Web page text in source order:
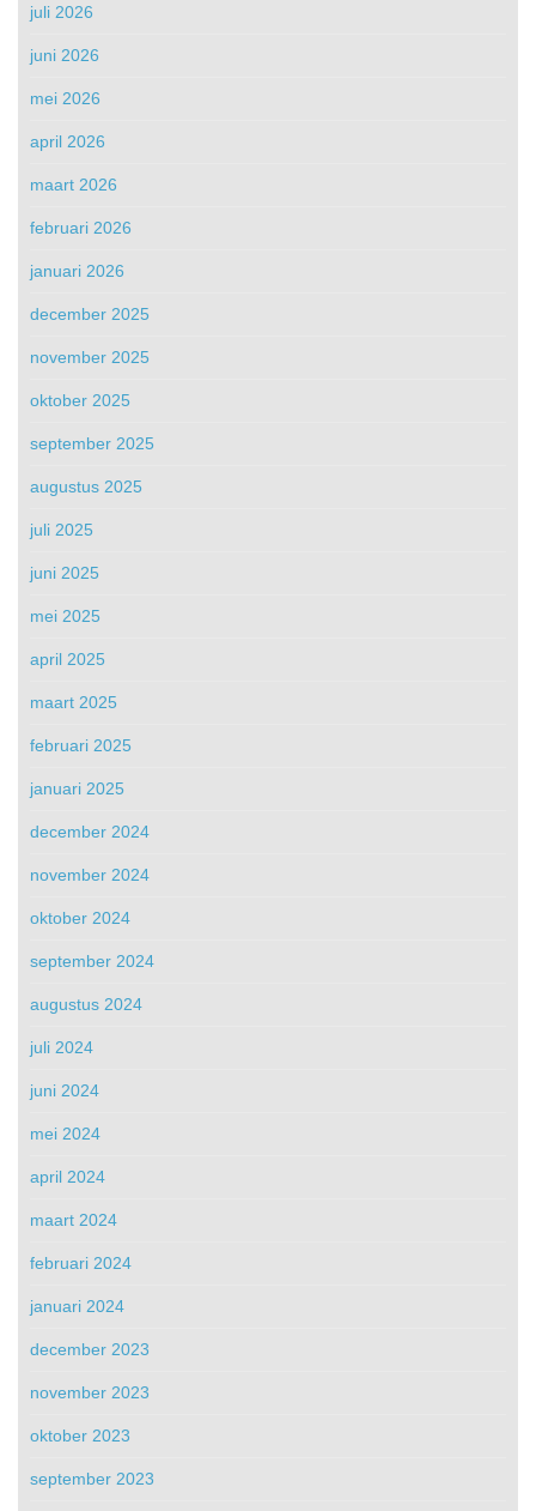
juli 2026
juni 2026
mei 2026
april 2026
maart 2026
februari 2026
januari 2026
december 2025
november 2025
oktober 2025
september 2025
augustus 2025
juli 2025
juni 2025
mei 2025
april 2025
maart 2025
februari 2025
januari 2025
december 2024
november 2024
oktober 2024
september 2024
augustus 2024
juli 2024
juni 2024
mei 2024
april 2024
maart 2024
februari 2024
januari 2024
december 2023
november 2023
oktober 2023
september 2023